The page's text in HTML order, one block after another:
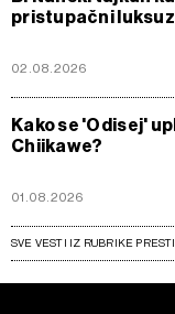
pristupačni luksuz
02.08.2026
Kako se 'Odisej'
Chiikawe?
01.08.2026
SVE VESTI IZ RUBRIKE